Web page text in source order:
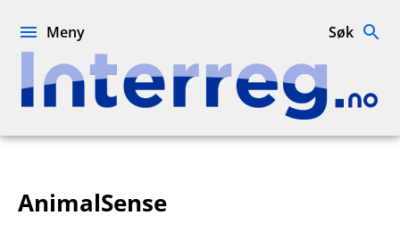
Interreg.no
Meny Søk
AnimalSense